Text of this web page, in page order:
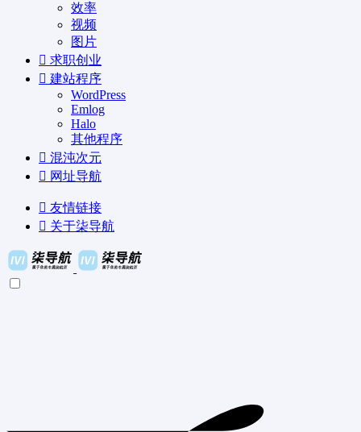
效率
视频
图片
求职创业
建站程序
WordPress
Emlog
Halo
其他程序
混沌次元
网址导航
友情链接
关于柒导航